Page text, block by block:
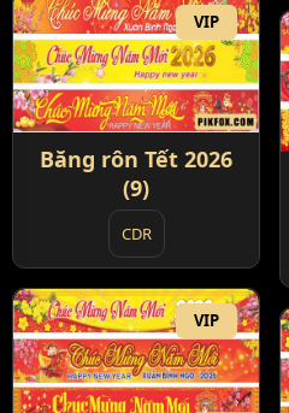
VIP
Băng rôn Tết 2026
(9)
CDR
VIP